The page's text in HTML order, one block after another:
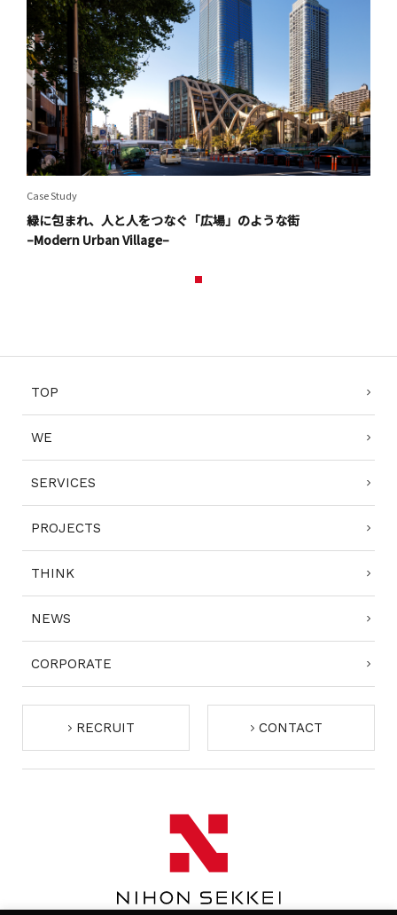
Case Study
緑に包まれ、人と人をつなぐ「広場」のような街
–Modern Urban Village–
TOP
WE
SERVICES
PROJECTS
THINK
NEWS
CORPORATE
RECRUIT CONTACT